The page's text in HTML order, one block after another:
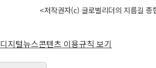
<저작권자(c) 글로벌리더의 지름길
디지털뉴스콘텐츠 이용규칙 보기